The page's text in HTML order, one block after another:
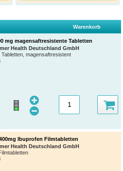
Warenkorb
mg magensaftresistente Tabletten
Health Deutschland GmbH
Tabletten, magensaftresistent
Ibuprofen Filmtabletten
Health Deutschland GmbH